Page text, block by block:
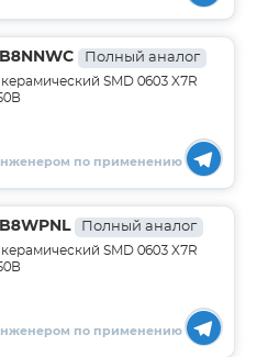
Полный аналог
SMD 0603 X7R
по применению
Полный аналог
SMD 0603 X7R
по применению